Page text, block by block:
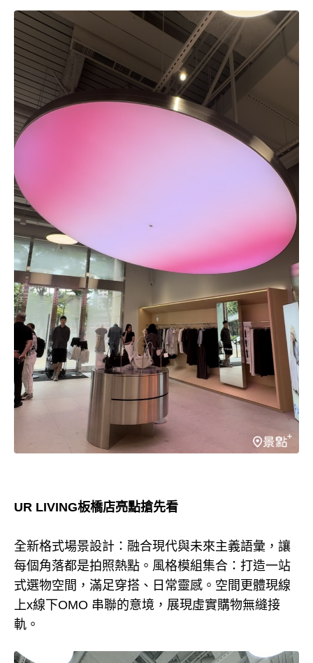
UR LIVING板橋店亮點搶先看
全新格式場景設計：融合現代與未來主義語彙，讓
每個角落都是拍照熱點。風格模組集合：打造一站
式選物空間，滿足穿搭、日常靈感。空間更體現線
上x線下OMO 串聯的意境，展現虛實購物無縫接
軌。